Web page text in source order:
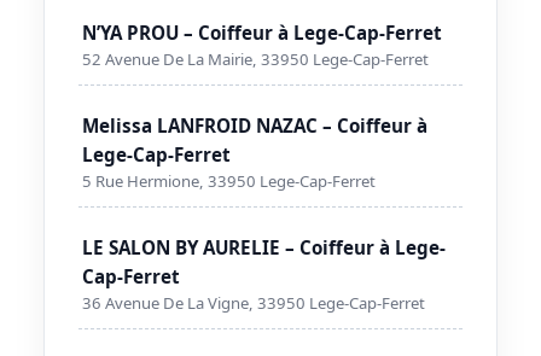
N’YA PROU – Coiffeur à Lege-Cap-Ferret
52 Avenue De La Mairie, 33950 Lege-Cap-Ferret
Melissa LANFROID NAZAC – Coiffeur à
Lege-Cap-Ferret
5 Rue Hermione, 33950 Lege-Cap-Ferret
LE SALON BY AURELIE – Coiffeur à Lege-
Cap-Ferret
36 Avenue De La Vigne, 33950 Lege-Cap-Ferret